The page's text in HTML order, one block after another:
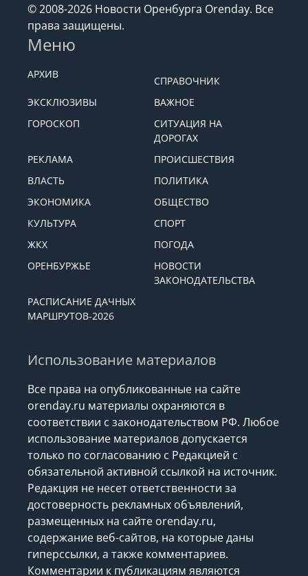
© 2008-2026 Новости Оренбурга Orenday. Все
права защищены.
Меню
АРХИВ
СПРАВОЧНИК
ЭКСКЛЮЗИВЫ
ВАЖНОЕ
ГОРОСКОП
СИТУАЦИЯ НА
ДОРОГАХ
РЕКЛАМА
ПРОИСШЕСТВИЯ
ВЛАСТЬ
ПОЛИТИКА
ЭКОНОМИКА
ОБЩЕСТВО
КУЛЬТУРА
СПОРТ
ЖКХ
ПОГОДА
ОРЕНБУРЖЬЕ
НОВОСТИ
ЗАКОНОДАТЕЛЬСТВА
РАСПИСАНИЕ ДАЧНЫХ
МАРШРУТОВ-2026
Использование материалов
Все права на опубликованные на сайте
orenday.ru материалы охраняются в
соответствии с законодательством РФ. Любое
использование материалов допускается
только по согласованию с Редакцией с
обязательной активной ссылкой на источник.
Редакция не несет ответственности за
достоверность рекламных объявлений,
размещенных на сайте orenday.ru,
содержание веб-сайтов, на которые даны
гиперссылки, а также комментариев.
Комментарии к публикациям являются